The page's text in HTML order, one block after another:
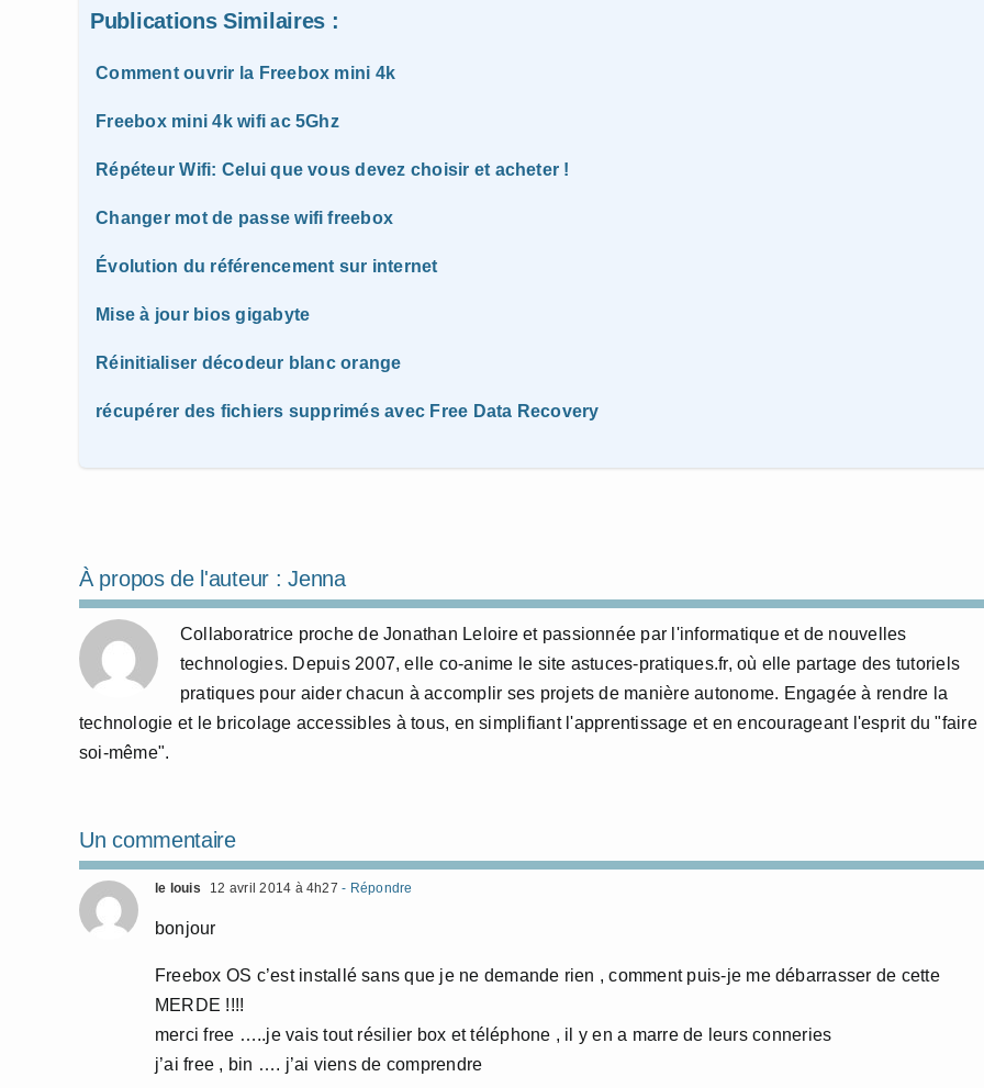
Publications Similaires :
Comment ouvrir la Freebox mini 4k
Freebox mini 4k wifi ac 5Ghz
Répéteur Wifi: Celui que vous devez choisir et acheter !
Changer mot de passe wifi freebox
Évolution du référencement sur internet
Mise à jour bios gigabyte
Réinitialiser décodeur blanc orange
récupérer des fichiers supprimés avec Free Data Recovery
À propos de l'auteur :Jenna
Collaboratrice proche de Jonathan Leloire et passionnée par l'informatique et de nouvelles
technologies. Depuis 2007, elle co-anime le site astuces-pratiques.fr, où elle partage des tutoriels
pratiques pour aider chacun à accomplir ses projets de manière autonome. Engagée à rendre la
technologie et le bricolage accessibles à tous, en simplifiant l'apprentissage et en encourageant l'esprit du "faire
soi-même".
Un commentaire
le louis 12 avril 2014 à 4h27 - Répondre
bonjour
Freebox OS c’est installé sans que je ne demande rien , comment puis-je me débarrasser de cette
MERDE !!!!
merci free …..je vais tout résilier box et téléphone , il y en a marre de leurs conneries
j’ai free , bin …. j’ai viens de comprendre